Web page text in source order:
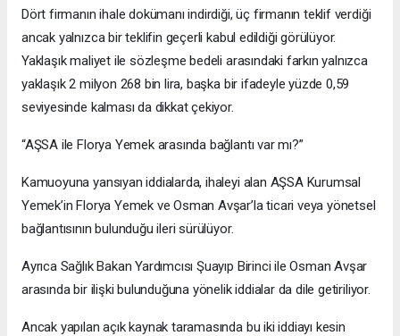
Dört firmanın ihale dokümanı indirdiği, üç firmanın teklif verdiği
ancak yalnızca bir teklifin geçerli kabul edildiği görülüyor.
Yaklaşık maliyet ile sözleşme bedeli arasındaki farkın yalnızca
yaklaşık 2 milyon 268 bin lira, başka bir ifadeyle yüzde 0,59
seviyesinde kalması da dikkat çekiyor.
“AŞSA ile Florya Yemek arasında bağlantı var mı?”
Kamuoyuna yansıyan iddialarda, ihaleyi alan AŞSA Kurumsal
Yemek’in Florya Yemek ve Osman Avşar’la ticari veya yönetsel
bağlantısının bulunduğu ileri sürülüyor.
Ayrıca Sağlık Bakan Yardımcısı Şuayıp Birinci ile Osman Avşar
arasında bir ilişki bulunduğuna yönelik iddialar da dile getiriliyor.
Ancak yapılan açık kaynak taramasında bu iki iddiayı kesin